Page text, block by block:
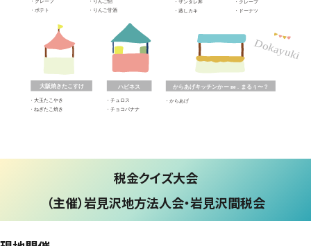
税金クイズ大会
（主催）岩見沢地方法人会・岩見沢間税会